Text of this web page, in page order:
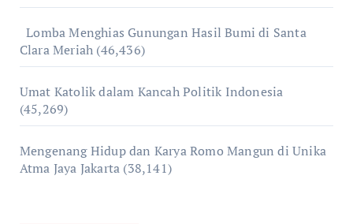
Lomba Menghias Gunungan Hasil Bumi di Santa
Clara Meriah (46,436)
Umat Katolik dalam Kancah Politik Indonesia
(45,269)
Mengenang Hidup dan Karya Romo Mangun di Unika
Atma Jaya Jakarta (38,141)